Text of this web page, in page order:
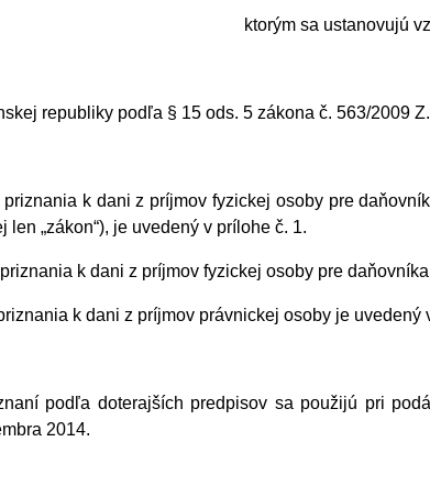
ktorým sa ustanovujú
republiky podľa § 15 ods. 5 zákona č. 563/2009
k dani z príjmov fyzickej osoby pre
„zákon“), je uvedený v prílohe č. 1.
k dani z príjmov fyzickej osoby pre
k dani z príjmov právnickej osoby je uvedený
podľa doterajších predpisov sa použijú pri
2014.